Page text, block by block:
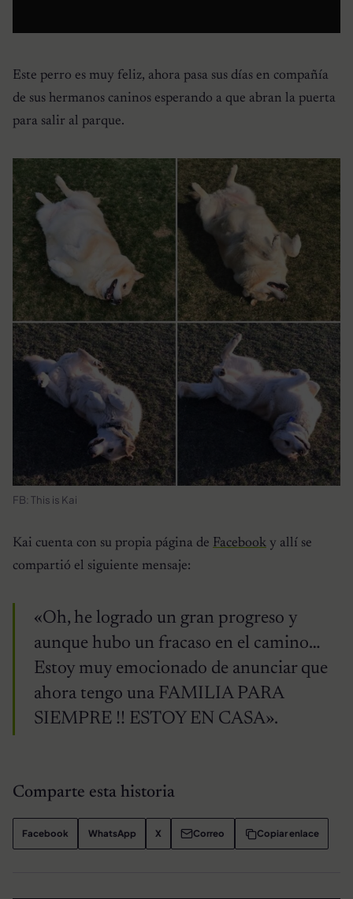
Este perro es muy feliz, ahora pasa sus días en compañía
de sus hermanos caninos esperando a que abran la puerta
para salir al parque.
FB: This is Kai
Kai cuenta con su propia página de Facebook y allí se
compartió el siguiente mensaje:
«Oh, he logrado un gran progreso y
aunque hubo un fracaso en el camino…
Estoy muy emocionado de anunciar que
ahora tengo una FAMILIA PARA
SIEMPRE !! ESTOY EN CASA».
Comparte esta historia
Facebook WhatsApp X Correo Copiar enlace